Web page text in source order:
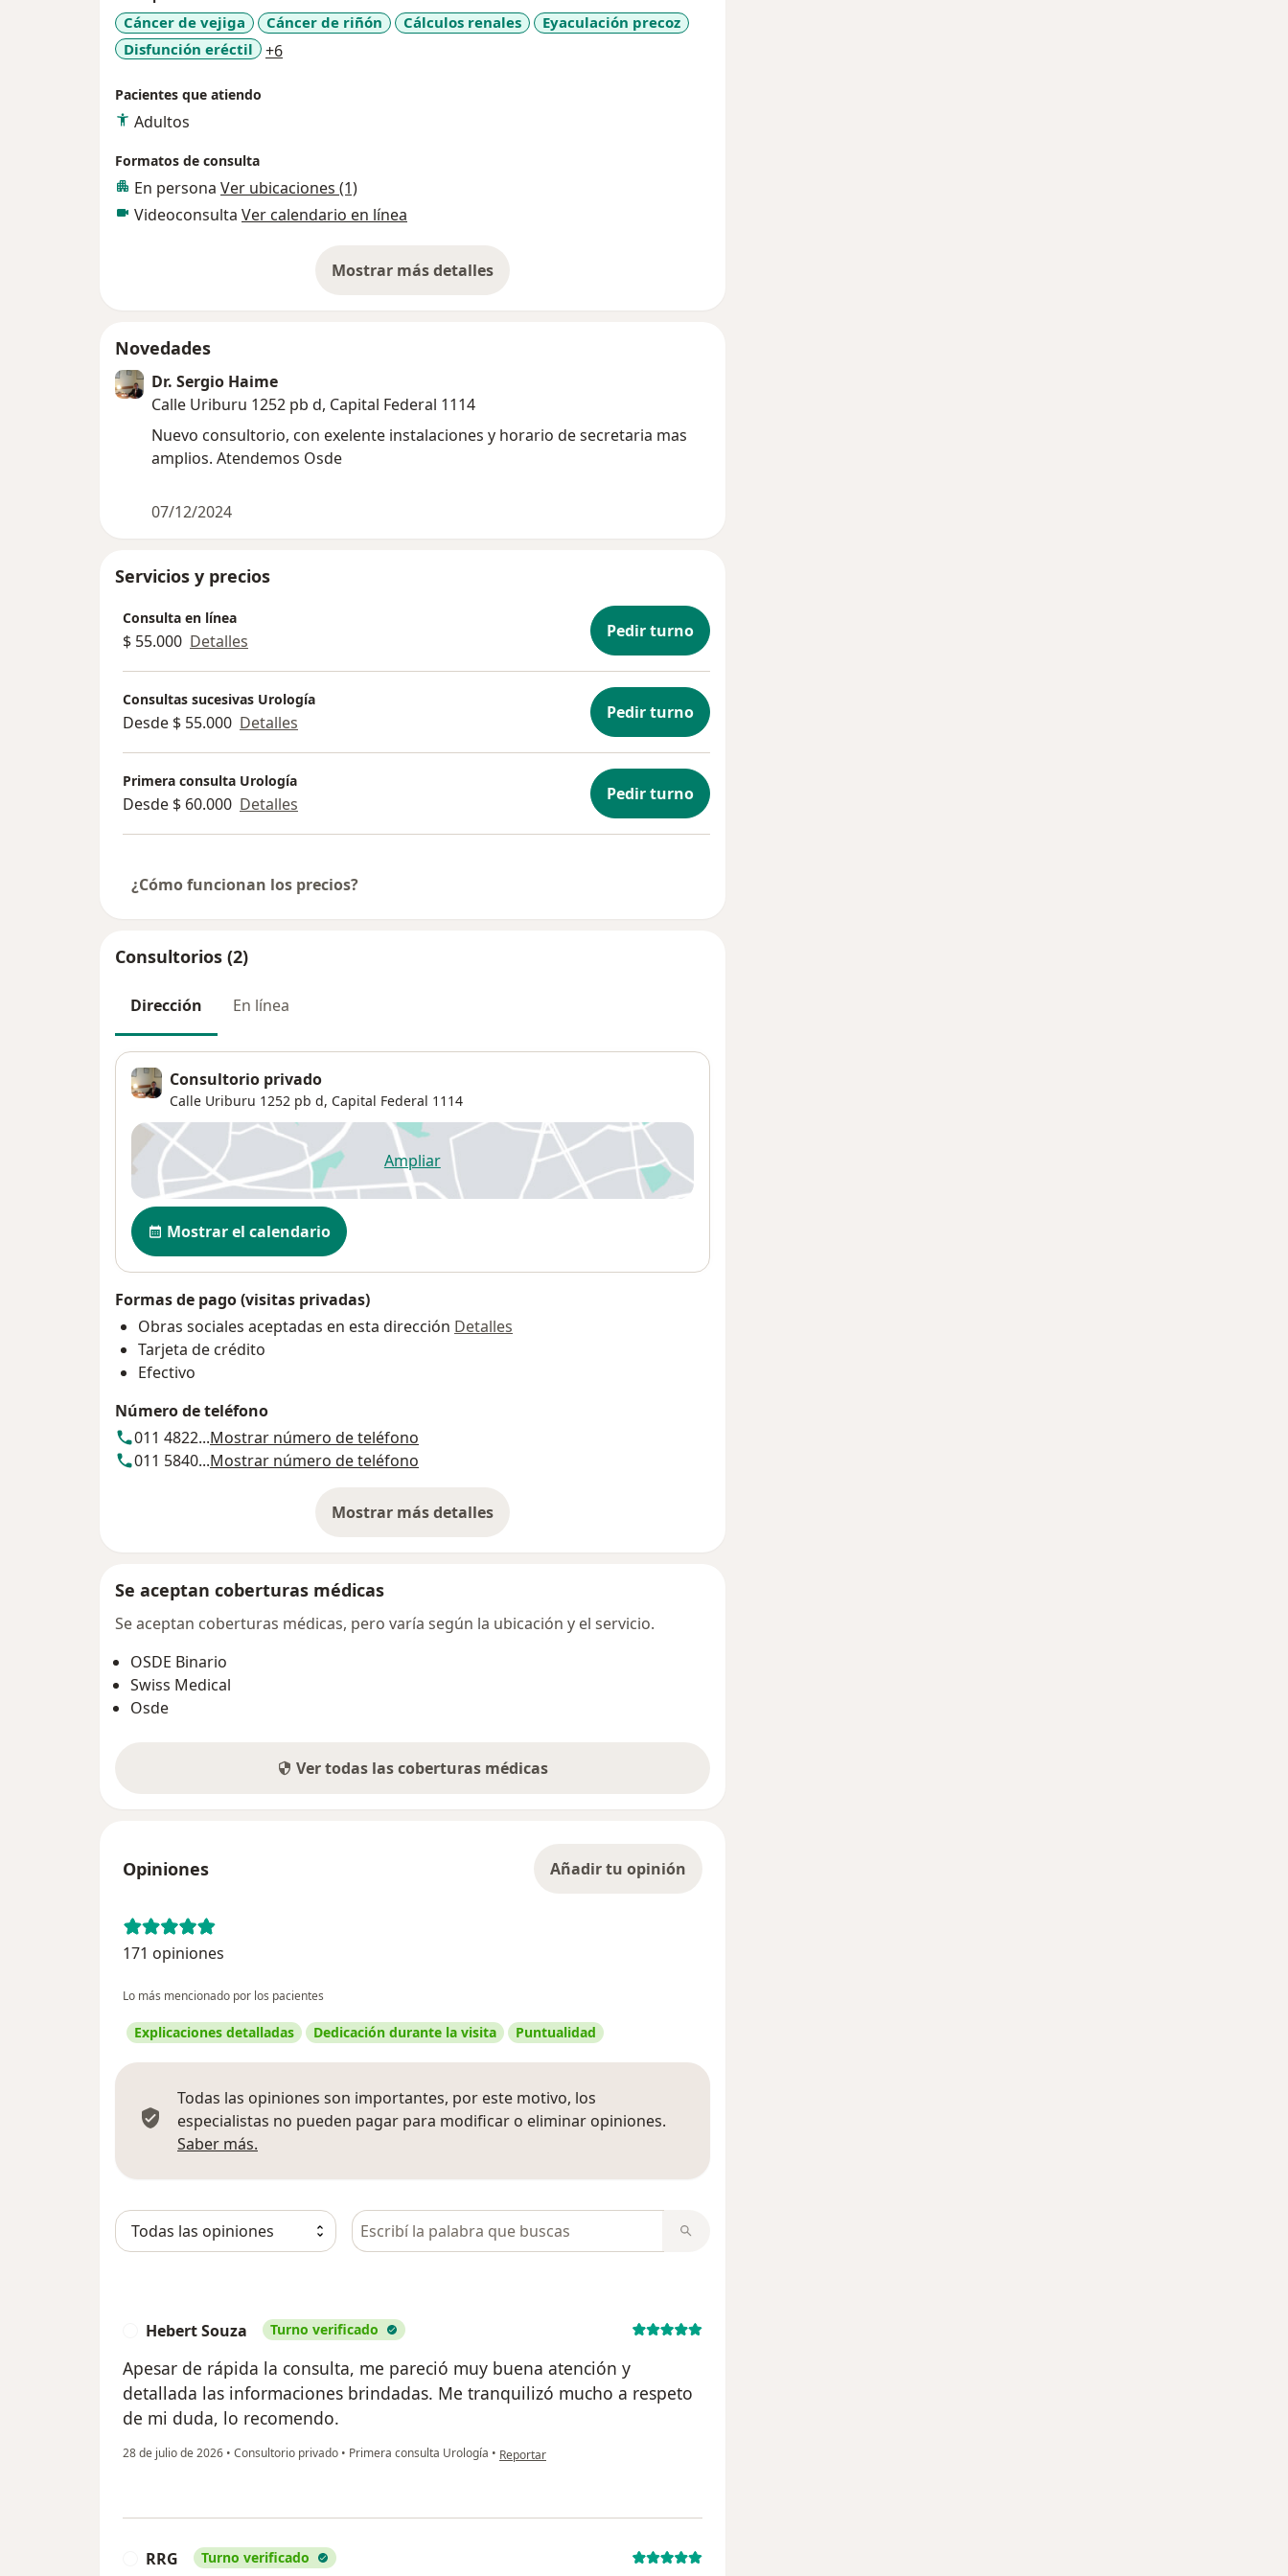
Cáncer de vejiga Cáncer de riñón Cálculos renales
Eyaculación precoz
Disfunción eréctil
+6a11y_sr_more_diseases
Pacientes que atiendo
Adultos
Formatos de consulta
En persona Ver ubicaciones (1)
Videoconsulta Ver calendario en línea
Mostrar más detalles
sobre la experiencia
Novedades
Dr. Sergio Haime
Calle Uriburu 1252 pb d, Capital Federal 1114
Nuevo consultorio, con exelente instalaciones y horario de secretaria mas
amplios. Atendemos Osde
07/12/2024
Servicios y precios
Consulta en línea
$ 55.000 Detalles Pedir turno
Consultas sucesivas Urología
Desde $ 55.000 Detalles Pedir turno
Primera consulta Urología
Desde $ 60.000 Detalles Pedir turno
¿Cómo funcionan los precios?
Consultorios (2)
Dirección En línea
Consultorio privado
Calle Uriburu 1252 pb d, Capital Federal 1114
Ampliarse abre en una nueva pestaña
Disponibilidad
Mostrar el calendario
Formas de pago (visitas privadas)
Obras sociales aceptadas en esta dirección Detalles
Tarjeta de crédito
Efectivo
Número de teléfono
011 4822...Mostrar número de teléfono
011 5840...Mostrar número de teléfono
Mostrar más detalles
sobre la dirección
Se aceptan coberturas médicas
Se aceptan coberturas médicas, pero varía según la ubicación y el servicio.
OSDE Binario
Swiss Medical
Osde
Ver todas las coberturas médicas
Opiniones Añadir tu opinión
171 opiniones
Lo más mencionado por los pacientes
Explicaciones detalladas Dedicación durante la visita Puntualidad
Todas las opiniones son importantes, por este motivo, los
especialistas no pueden pagar para modificar o eliminar opiniones.
Saber más.
Busca en opiniones
Hebert Souza Turno verificado
Apesar de rápida la consulta, me pareció muy buena atención y
detallada las informaciones brindadas. Me tranquilizó mucho a respeto
de mi duda, lo recomendo.
28 de julio de 2026 • Consultorio privado • Primera consulta Urología • en opinión del usuario Hebert Souza
Reportar
RRG Turno verificado